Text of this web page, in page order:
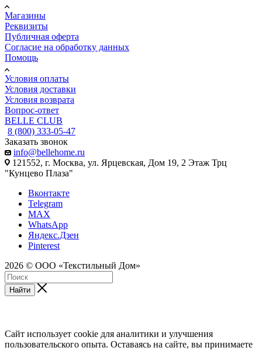
Магазины
Реквизиты
Публичная оферта
Согласие на обработку данных
Помощь
Условия оплаты
Условия доставки
Условия возврата
Вопрос-ответ
BELLE CLUB
8 (800) 333-05-47
Заказать звонок
info@bellehome.ru
121552, г. Москва, ул. Ярцевская, Дом 19, 2 Этаж Трц
"Кунцево Плаза"
Вконтакте
Telegram
MAX
WhatsApp
Яндекс.Дзен
Pinterest
2026 © ООО «Текстильный Дом»
Найти
Сайт использует cookie для аналитики и улучшения
пользовательского опыта. Оставаясь на сайте, вы принимаете